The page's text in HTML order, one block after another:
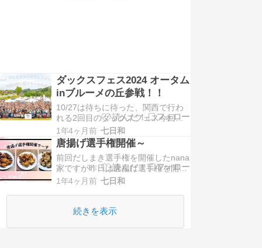
ダックスフェス2024 オータム
inブルーメの丘参戦！！
10/27は待ちに待った、関西で行わ
れる2回目のダックスフェス今回もX
のフォロワーさんやインスタでのフ
ォロワーさんに会えるといいな～と
気合十分、持ち物万端で準備してお
りました。 前回テント持参で参戦し
たんやけど10年以上 […]
1年4ヶ月前 七日和
唐揚げ選手権開催～
前回だしまき選手権を開催したnana
家ですが昨日は唐揚げ選手権を開催
いたしました 家族3人自分のおいし
した とはいえお互いに予定がありま
1年4ヶ月前 七日和
続きを表示